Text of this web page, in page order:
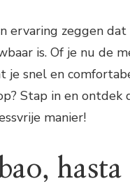
ervaring zeggen
is. Of je nu de
je snel en
Stap in en
manier!